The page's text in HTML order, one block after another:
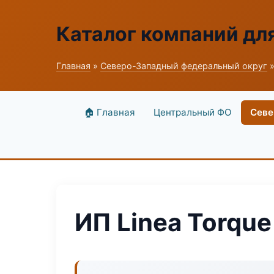
Каталог компаний
Главная » Северо-Западный федеральный округ
🏠 Главная Центральный ФО
ИП Linea Torque